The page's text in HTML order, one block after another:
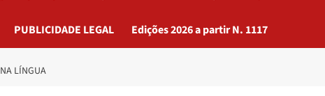
PUBLICIDADE LEGAL Edições 2026 a partir N. 1117
LÍNGUA